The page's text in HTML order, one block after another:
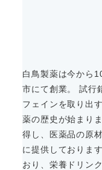
白鳥製薬は今から
市にて創業。 試行
フェインを取り出
薬の歴史が始まり
得し、医薬品の原
に提供しておりま
おり、栄養ドリン